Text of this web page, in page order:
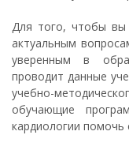
Для того, чтобы
актуальным
уверенным в
проводит данные
учебно-
обучающие
кардиологии помочь